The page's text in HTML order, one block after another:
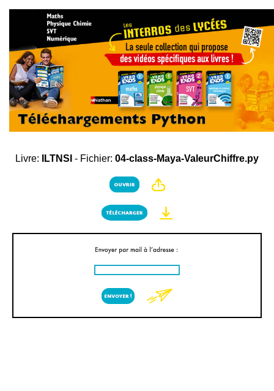
Livre: ILTNSI - Fichier: 04-class-Maya-ValeurChiffre.py